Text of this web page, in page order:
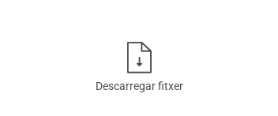
Descarregar fitxer